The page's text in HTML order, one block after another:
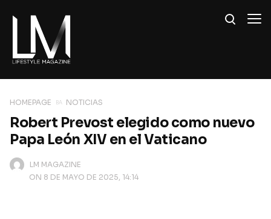
HOMEPAGE NOTICIAS
LM MAGAZINE
ON 8 DE MAYO DE 2025, 14:14
Robert Prevost elegido como nuevo
Papa León XIV en el Vaticano